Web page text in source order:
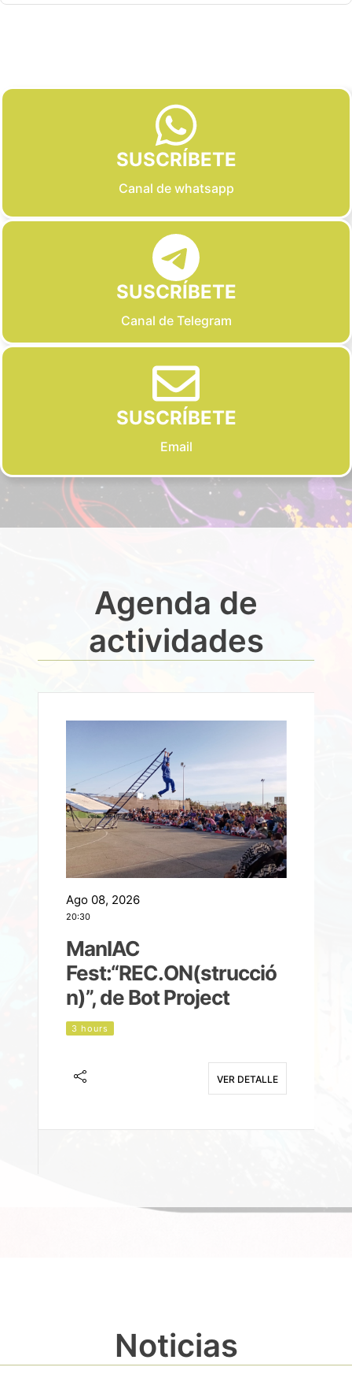
SUSCRÍBETE
Canal de whatsapp
SUSCRÍBETE
Canal de Telegram
SUSCRÍBETE
Email
Agenda de
actividades
Ago 08, 2026
20:30
ManIAC
Fest:“REC.ON(strucció
n)”, de Bot Project
3 hours
VER DETALLE
Noticias